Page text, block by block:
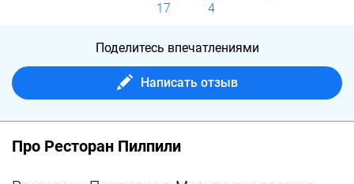
17 4
Поделитесь впечатлениями
Написать отзыв
Про Ресторан Пилпили